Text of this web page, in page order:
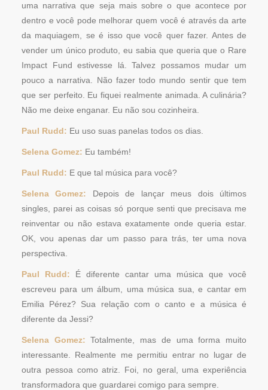
uma narrativa que seja mais sobre o que acontece por
dentro e você pode melhorar quem você é através da arte
da maquiagem, se é isso que você quer fazer. Antes de
vender um único produto, eu sabia que queria que o Rare
Impact Fund estivesse lá. Talvez possamos mudar um
pouco a narrativa. Não fazer todo mundo sentir que tem
que ser perfeito. Eu fiquei realmente animada. A culinária?
Não me deixe enganar. Eu não sou cozinheira.
Paul Rudd: Eu uso suas panelas todos os dias.
Selena Gomez: Eu também!
Paul Rudd: E que tal música para você?
Selena Gomez: Depois de lançar meus dois últimos
singles, parei as coisas só porque senti que precisava me
reinventar ou não estava exatamente onde queria estar.
OK, vou apenas dar um passo para trás, ter uma nova
perspectiva.
Paul Rudd: É diferente cantar uma música que você
escreveu para um álbum, uma música sua, e cantar em
Emilia Pérez? Sua relação com o canto e a música é
diferente da Jessi?
Selena Gomez:Totalmente, mas de uma forma muito
interessante. Realmente me permitiu entrar no lugar de
outra pessoa como atriz. Foi, no geral, uma experiência
transformadora que guardarei comigo para sempre.